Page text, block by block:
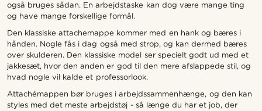
også bruges sådan. En arbejdstaske kan dog være mange ting
og have mange forskellige formål.
Den klassiske attachemappe kommer med en hank og bæres i
hånden. Nogle fås i dag også med strop, og kan dermed bæres
over skulderen. Den klassiske model ser specielt godt ud med et
jakkesæt, hvor den anden er god til den mere afslappede stil, og
hvad nogle vil kalde et professorlook.
Attachémappen bør bruges i arbejdssammenhænge, og den kan
styles med det meste arbejdstøj - så længe du har et job, der